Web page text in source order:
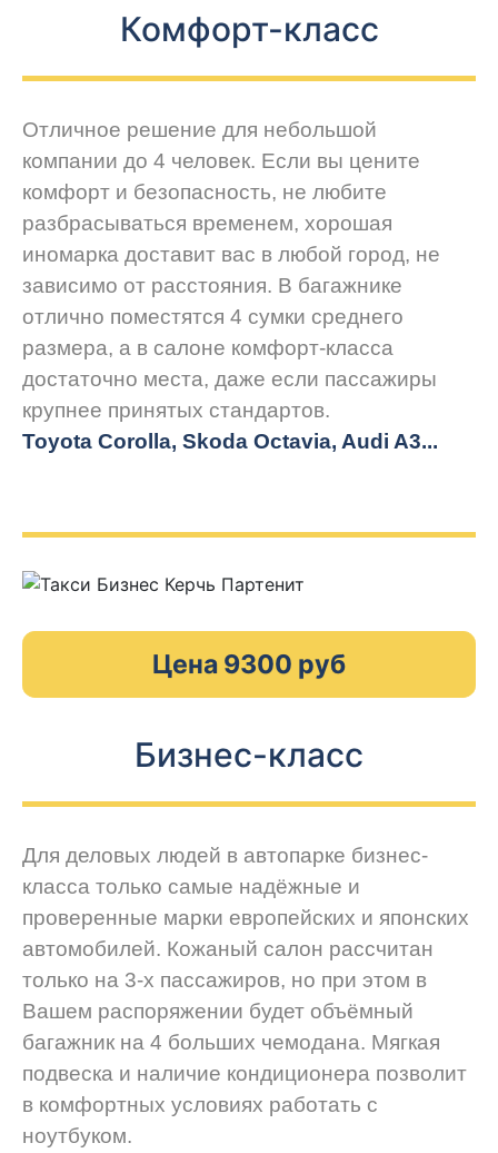
Комфорт-класс
Отличное решение для небольшой
компании до 4 человек. Если вы цените
комфорт и безопасность, не любите
разбрасываться временем, хорошая
иномарка доставит вас в любой город, не
зависимо от расстояния. В багажнике
отлично поместятся 4 сумки среднего
размера, а в салоне комфорт-класса
достаточно места, даже если пассажиры
крупнее принятых стандартов.
Toyota Corolla, Skoda Octavia, Audi A3...
Цена 9300 руб
Бизнес-класс
Для деловых людей в автопарке бизнес-
класса только самые надёжные и
проверенные марки европейских и японских
автомобилей. Кожаный салон рассчитан
только на 3-х пассажиров, но при этом в
Вашем распоряжении будет объёмный
багажник на 4 больших чемодана. Мягкая
подвеска и наличие кондиционера позволит
в комфортных условиях работать с
ноутбуком.